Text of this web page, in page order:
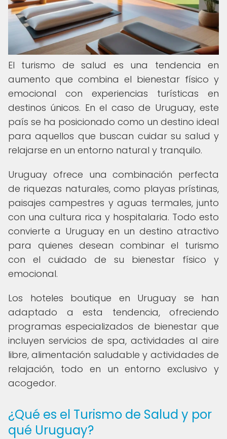
El turismo de salud es una tendencia en
aumento que combina el bienestar físico y
emocional con experiencias turísticas en
destinos únicos. En el caso de Uruguay, este
país se ha posicionado como un destino ideal
para aquellos que buscan cuidar su salud y
relajarse en un entorno natural y tranquilo.
Uruguay ofrece una combinación perfecta
de riquezas naturales, como playas prístinas,
paisajes campestres y aguas termales, junto
con una cultura rica y hospitalaria. Todo esto
convierte a Uruguay en un destino atractivo
para quienes desean combinar el turismo
con el cuidado de su bienestar físico y
emocional.
Los hoteles boutique en Uruguay se han
adaptado a esta tendencia, ofreciendo
programas especializados de bienestar que
incluyen servicios de spa, actividades al aire
libre, alimentación saludable y actividades de
relajación, todo en un entorno exclusivo y
acogedor.
¿Qué es el Turismo de Salud y por
qué Uruguay?